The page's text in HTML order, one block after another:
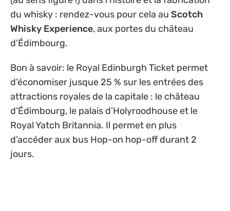
du whisky : rendez-vous pour cela au Scotch
Whisky Experience, aux portes du château
d’Édimbourg.
Bon à savoir: le Royal Edinburgh Ticket permet
d’économiser jusque 25 % sur les entrées des
attractions royales de la capitale : le château
d’Édimbourg, le palais d’Holyroodhouse et le
Royal Yatch Britannia. Il permet en plus
d’accéder aux bus Hop-on hop-off durant 2
jours.